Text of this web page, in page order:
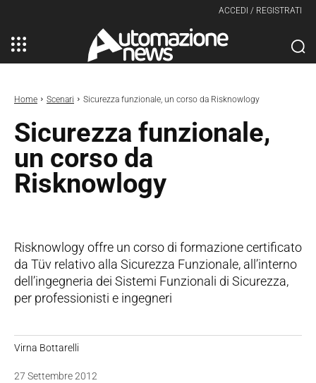
ACCEDI / REGISTRATI
Home Scenari Sicurezza funzionale, un corso da Risknowlogy
Sicurezza funzionale,
un corso da
Risknowlogy
Risknowlogy offre un corso di formazione certificato
da Tüv relativo alla Sicurezza Funzionale, all’interno
dell’ingegneria dei Sistemi Funzionali di Sicurezza,
per professionisti e ingegneri
Virna Bottarelli
27 Settembre 2012